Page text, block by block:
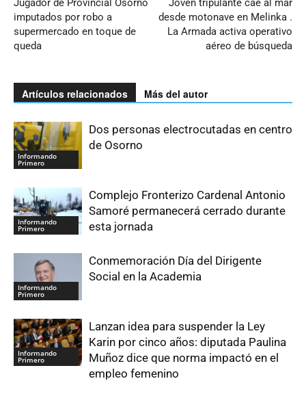
Jugador de Provincial Osorno
imputados por robo a
supermercado en toque de
queda
Joven tripulante cae al mar
desde motonave en Melinka .
La Armada activa operativo
aéreo de búsqueda
Artículos relacionados Más del autor
Informando
Primero
Dos personas electrocutadas en centro
de Osorno
Informando
Primero
Complejo Fronterizo Cardenal Antonio
Samoré permanecerá cerrado durante
esta jornada
Informando
Primero
Conmemoración Día del Dirigente
Social en la Academia
Informando
Primero
Lanzan idea para suspender la Ley
Karin por cinco años: diputada Paulina
Muñoz dice que norma impactó en el
empleo femenino